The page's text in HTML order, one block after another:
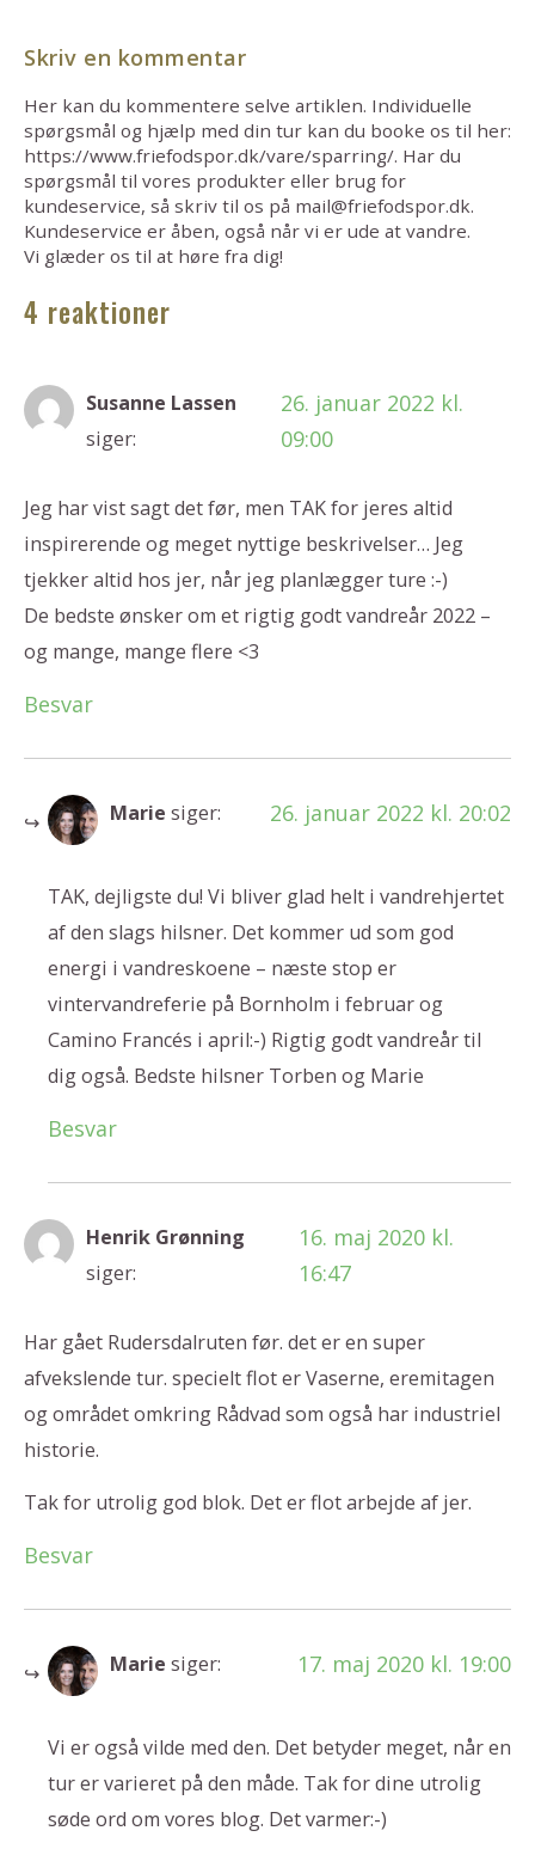
Skriv en kommentar
Her kan du kommentere selve artiklen. Individuelle
spørgsmål og hjælp med din tur kan du booke os til her:
https://www.friefodspor.dk/vare/sparring/. Har du
spørgsmål til vores produkter eller brug for
kundeservice, så skriv til os på mail@friefodspor.dk.
Kundeservice er åben, også når vi er ude at vandre.
Vi glæder os til at høre fra dig!
4 reaktioner
Susanne Lassen
siger:
26. januar 2022 kl.
09:00
Jeg har vist sagt det før, men TAK for jeres altid
inspirerende og meget nyttige beskrivelser… Jeg
tjekker altid hos jer, når jeg planlægger ture :-)
De bedste ønsker om et rigtig godt vandreår 2022 –
og mange, mange flere <3
Besvar
Marie siger: 26. januar 2022 kl. 20:02
TAK, dejligste du! Vi bliver glad helt i vandrehjertet
af den slags hilsner. Det kommer ud som god
energi i vandreskoene – næste stop er
vintervandreferie på Bornholm i februar og
Camino Francés i april:-) Rigtig godt vandreår til
dig også. Bedste hilsner Torben og Marie
Besvar
Henrik Grønning
siger:
16. maj 2020 kl.
16:47
Har gået Rudersdalruten før. det er en super
afvekslende tur. specielt flot er Vaserne, eremitagen
og området omkring Rådvad som også har industriel
historie.
Tak for utrolig god blok. Det er flot arbejde af jer.
Besvar
Marie siger: 17. maj 2020 kl. 19:00
Vi er også vilde med den. Det betyder meget, når en
tur er varieret på den måde. Tak for dine utrolig
søde ord om vores blog. Det varmer:-)